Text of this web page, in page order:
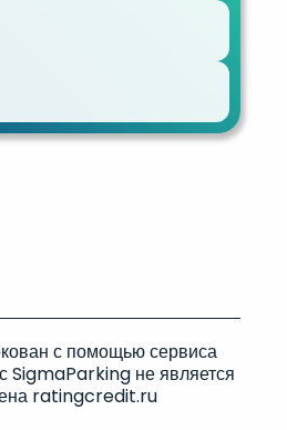
с помощью сервиса
не является
ratingcredit.ru